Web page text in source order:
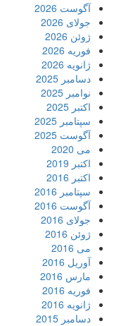
آگوست 2026
جولای 2026
ژوئن 2026
فوریه 2026
ژانویه 2026
دسامبر 2025
نوامبر 2025
اکتبر 2025
سپتامبر 2025
آگوست 2025
می 2020
اکتبر 2019
اکتبر 2016
سپتامبر 2016
آگوست 2016
جولای 2016
ژوئن 2016
می 2016
آوریل 2016
مارس 2016
فوریه 2016
ژانویه 2016
دسامبر 2015